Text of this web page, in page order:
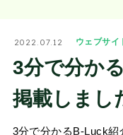
解決できる課題
2022.07.12 ウェブサイ
3分で分か
掲載しまし
3分で分かるB-Luck紹